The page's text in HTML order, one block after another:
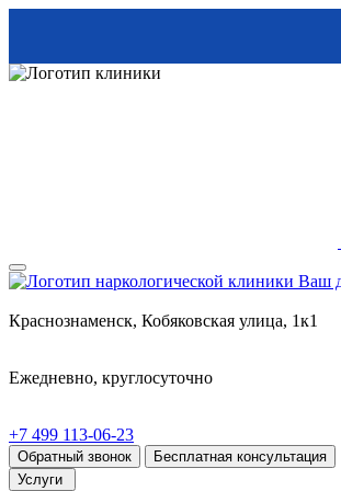
Краснознаменск, Кобяковская улица, 1к1
Ежедневно, круглосуточно
+7 499 113-06-23
Обратный звонок
Бесплатная консультация
Услуги